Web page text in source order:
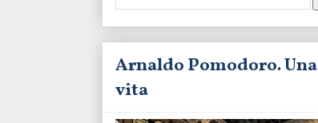
Arnaldo Pomodoro. Una
vita